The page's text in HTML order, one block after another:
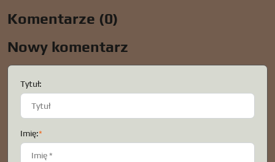
Komentarze (0)
Nowy komentarz
Tytuł:
Imię:*